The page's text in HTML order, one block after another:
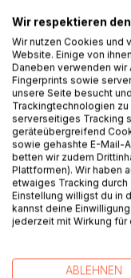
Wir sagen: Die
menschlicher Liebe.
es nichts
bedingungslose
Lebens hängt von
Lektion nicht
emotional
brauchen diese Art
Kinder konnten wir
lieben. Da gab es in
EGO, das für
Gegenteil: In
unstillbare
als Menschen.
Wir respektieren
Wir nutzen Cookies und
Website. Einige von
Daneben verwenden wir
Fingerprints sowie
unsere Seite besucht
Trackingtechnologien
serverseitiges Tracking
geräteübergreifend
sowie gehashte E-Mail-
betten wir zudem
Plattformen). Wir haben
etwaiges Tracking
Einstellung willigst du in
kannst deine
jederzeit mit Wirkung
ABLEHNEN